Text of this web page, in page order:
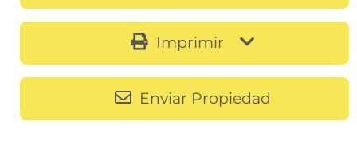
Imprimir
Enviar Propiedad